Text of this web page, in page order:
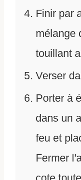
Finir par
mélange
touillant
Verser
Porter à
dans un
feu et
Fermer